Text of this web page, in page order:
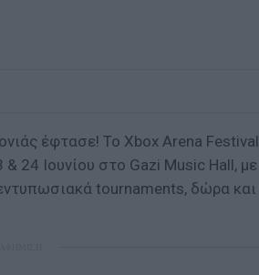
έφτασε! Το Xbox Arena Festival
24 Ιουνίου στο Gazi Music Hall, με
tournaments, δώρα και